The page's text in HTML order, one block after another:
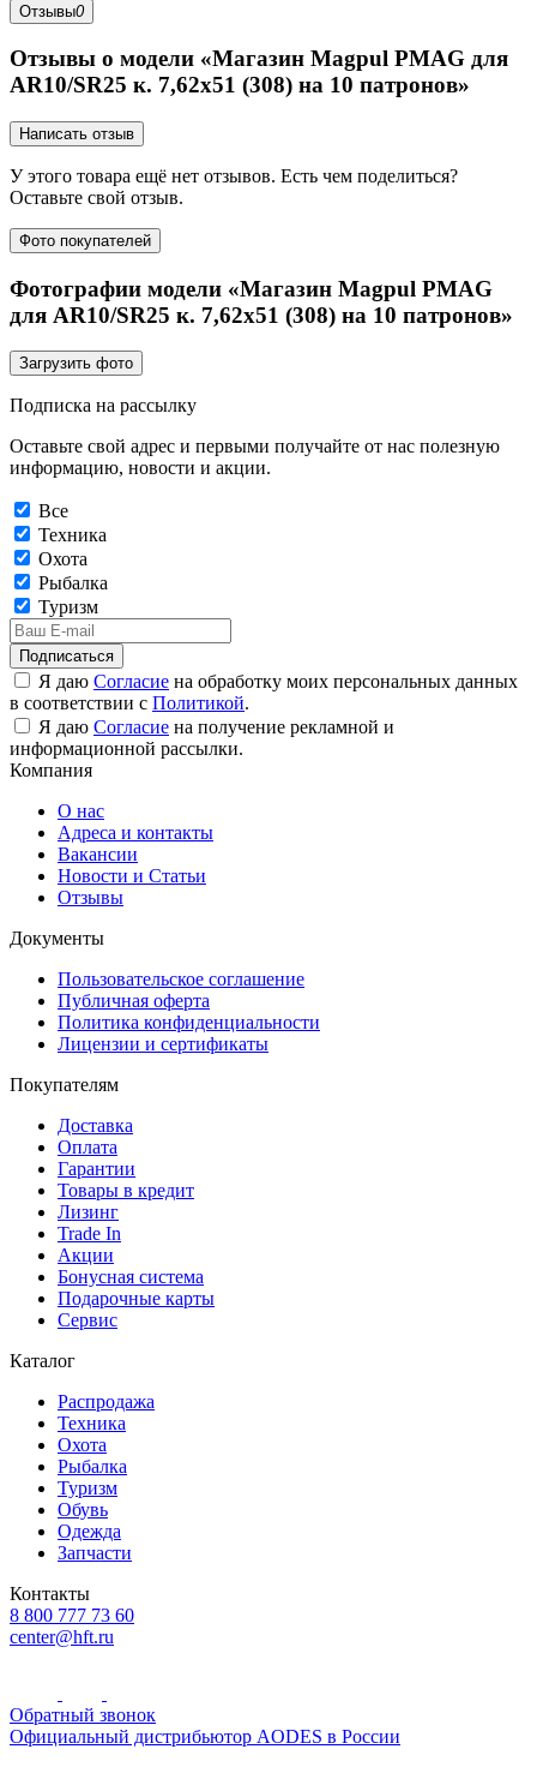
Отзывы0
Отзывы о модели «Магазин Magpul PMAG для
AR10/SR25 к. 7,62х51 (308) на 10 патронов»
Написать отзыв
У этого товара ещё нет отзывов. Есть чем поделиться?
Оставьте свой отзыв.
Фото покупателей
Фотографии модели «Магазин Magpul PMAG
для AR10/SR25 к. 7,62х51 (308) на 10 патронов»
Загрузить фото
Подписка на рассылку
Оставьте свой адрес и первыми получайте от нас полезную
информацию, новости и акции.
Все
Техника
Охота
Рыбалка
Туризм
Подписаться
Я даю Согласие на обработку моих персональных данных
в соответствии с Политикой.
Я даю Согласие на получение рекламной и
информационной рассылки.
Компания
О нас
Адреса и контакты
Вакансии
Новости и Статьи
Отзывы
Документы
Пользовательское соглашение
Публичная оферта
Политика конфиденциальности
Лицензии и сертификаты
Покупателям
Доставка
Оплата
Гарантии
Товары в кредит
Лизинг
Trade In
Акции
Бонусная система
Подарочные карты
Сервис
Каталог
Распродажа
Техника
Охота
Рыбалка
Туризм
Обувь
Одежда
Запчасти
Контакты
8 800 777 73 60
center@hft.ru
Обратный звонок
Официальный дистрибьютор AODES в России